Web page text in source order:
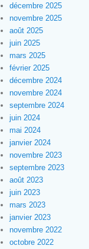
décembre 2025
novembre 2025
août 2025
juin 2025
mars 2025
février 2025
décembre 2024
novembre 2024
septembre 2024
juin 2024
mai 2024
janvier 2024
novembre 2023
septembre 2023
août 2023
juin 2023
mars 2023
janvier 2023
novembre 2022
octobre 2022